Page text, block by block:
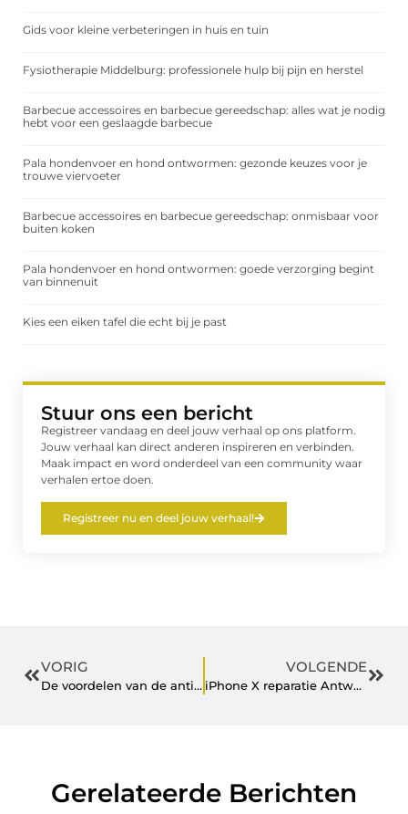
Gids voor kleine verbeteringen in huis en tuin
Fysiotherapie Middelburg: professionele hulp bij pijn en herstel
Barbecue accessoires en barbecue gereedschap: alles wat je nodig
hebt voor een geslaagde barbecue
Pala hondenvoer en hond ontwormen: gezonde keuzes voor je
trouwe viervoeter
Barbecue accessoires en barbecue gereedschap: onmisbaar voor
buiten koken
Pala hondenvoer en hond ontwormen: goede verzorging begint
van binnenuit
Kies een eiken tafel die echt bij je past
Stuur ons een bericht
Registreer vandaag en deel jouw verhaal op ons platform.
Jouw verhaal kan direct anderen inspireren en verbinden.
Maak impact en word onderdeel van een community waar
verhalen ertoe doen.
Registreer nu en deel jouw verhaal!
VORIG
De voordelen van de anti snurkbeugel
VOLGENDE
iPhone X reparatie Antwerpen
Gerelateerde Berichten